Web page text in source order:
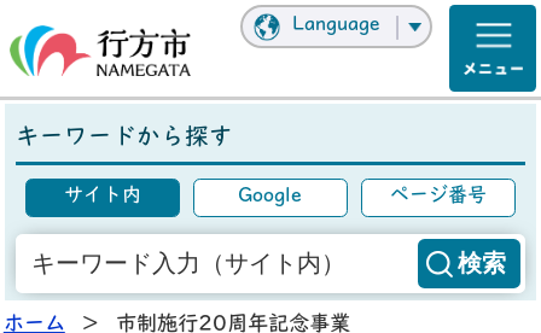
Language
キーワードから探す
サイト内 Google ページ番号
ホーム > 市制施行20周年記念事業